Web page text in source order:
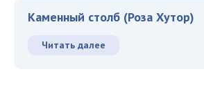
Каменный столб (Роза Хутор)
Читать далее